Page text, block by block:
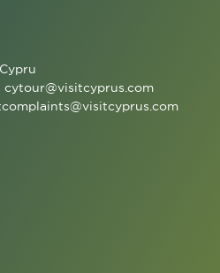
cytour@visitcyprus.com